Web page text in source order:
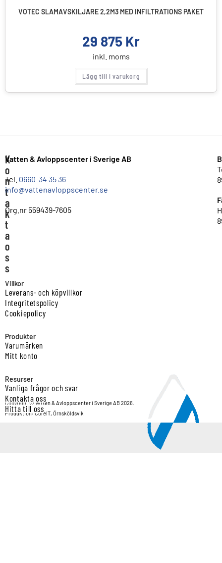
VOTEC SLAMAVSKILJARE 2,2M3 MED INFILTRATIONS PAKET
29 875 Kr
inkl. moms
Lägg till i varukorg
K
o
n
t
a
k
t
a
o
s
s
Vatten & Avloppscenter i Sverige AB
Tel. 0660-34 35 36
info@vattenavloppscenter.se
Org.nr 559439-7605
Villkor
Leverans- och köpvillkor
Integritetspolicy
Cookiepolicy
Produkter
Varumärken
Mitt konto
Resurser
Vanliga frågor och svar
Kontakta oss
Hitta till oss
Copyright © Vatten & Avloppscenter i Sverige AB 2026.
Produktion: CoreIT, Örnsköldsvik